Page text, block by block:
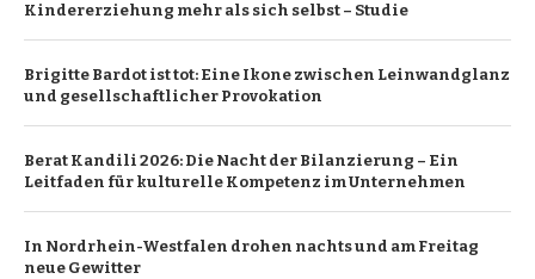
Kindererziehung mehr als sich selbst – Studie
Brigitte Bardot ist tot: Eine Ikone zwischen Leinwandglanz
und gesellschaftlicher Provokation
Berat Kandili 2026: Die Nacht der Bilanzierung – Ein
Leitfaden für kulturelle Kompetenz im Unternehmen
In Nordrhein-Westfalen drohen nachts und am Freitag
neue Gewitter